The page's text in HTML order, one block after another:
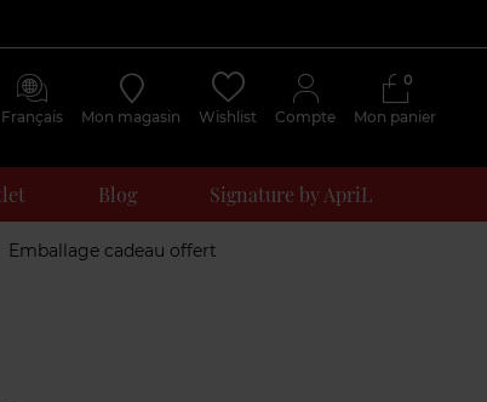
Français Mon magasin Wishlist Compte Mon panier
0
Blog Signature by ApriL
Emballage cadeau offert